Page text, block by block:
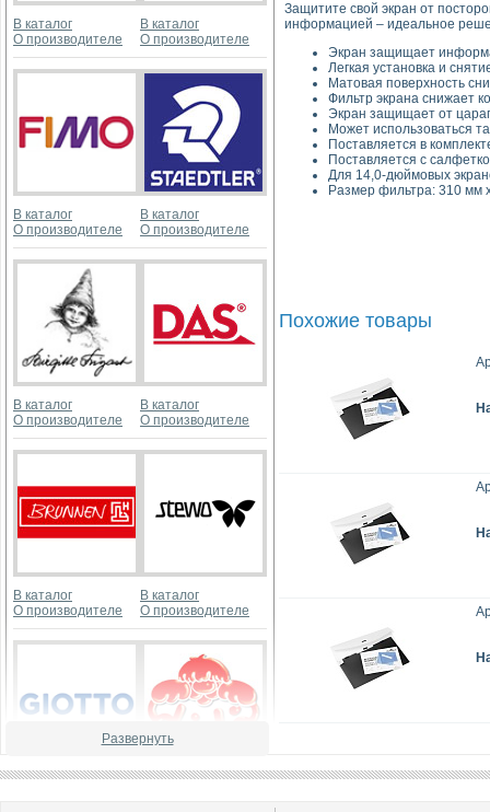
В каталог
О производителе
В каталог
О производителе
В каталог
О производителе
В каталог
О производителе
В каталог
О производителе
В каталог
О производителе
В каталог
О производителе
В каталог
О производителе
Развернуть
Защитите свой экран от
информацией – идеальное
Экран защищает
Легкая установка и
Матовая поверхность
Фильтр экрана снижает
Экран защищает от
Может использоваться
Поставляется в
Поставляется с
Для 14,0-дюймовых
Размер фильтра: 310 мм
Похожие товары